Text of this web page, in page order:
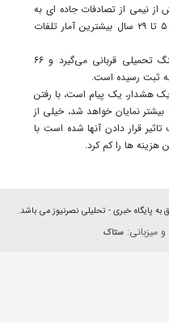
از نیمی از تصادفات جاده ای به
دلیل خطای رانندگان است و گروه سنی ۵ تا ۲۹ سال بیشترین آمار تلفات
وی اظهار داشت: تصادفات بیشتر از جنگ تحمیلی قربانی می‌گیرد و ۶۶
هشدار، یک پیام است، با رفتن
نمایان خواهد شد، خیلی از
قرار دادن آنها شده است با
هزینه ها را کم کرد.
و میزبانی:ستاک